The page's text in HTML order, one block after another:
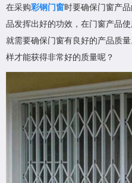
在采购彩钢门窗时要确保门窗产
品发挥出好的功效，在门窗产品
就需要确保门窗有良好的产品质
样才能获得非常好的质量呢？